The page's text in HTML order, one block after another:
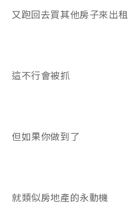
又跑回去買其他房子來出租
這不行會被抓
但如果你做到了
就類似房地產的永動機